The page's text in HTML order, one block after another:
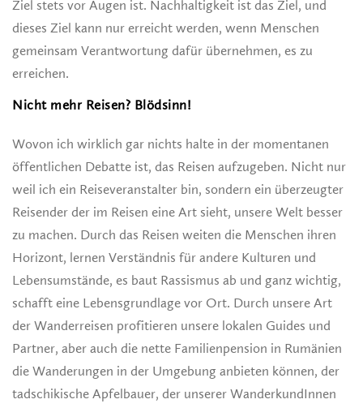
Ziel stets vor Augen ist. Nachhaltigkeit ist das Ziel, und
dieses Ziel kann nur erreicht werden, wenn Menschen
gemeinsam Verantwortung dafür übernehmen, es zu
erreichen.
Nicht mehr Reisen? Blödsinn!
Wovon ich wirklich gar nichts halte in der momentanen
öffentlichen Debatte ist, das Reisen aufzugeben. Nicht nur
weil ich ein Reiseveranstalter bin, sondern ein überzeugter
Reisender der im Reisen eine Art sieht, unsere Welt besser
zu machen. Durch das Reisen weiten die Menschen ihren
Horizont, lernen Verständnis für andere Kulturen und
Lebensumstände, es baut Rassismus ab und ganz wichtig,
schafft eine Lebensgrundlage vor Ort. Durch unsere Art
der Wanderreisen profitieren unsere lokalen Guides und
Partner, aber auch die nette Familienpension in Rumänien
die Wanderungen in der Umgebung anbieten können, der
tadschikische Apfelbauer, der unserer WanderkundInnen